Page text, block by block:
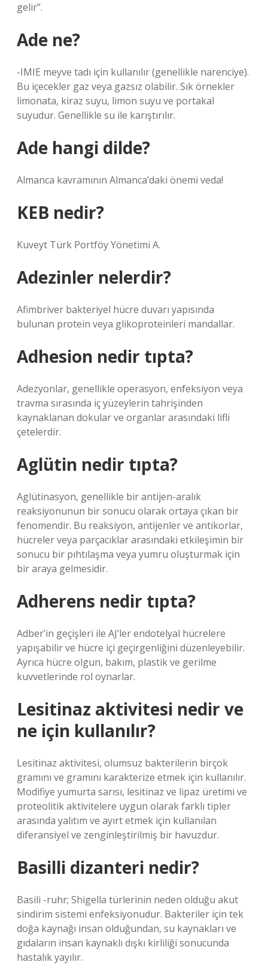
gelir”.
Ade ne?
-IMIE meyve tadı için kullanılır (genellikle narenciye).
Bu içecekler gaz veya gazsız olabilir. Sık örnekler
limonata, kiraz suyu, limon suyu ve portakal
suyudur. Genellikle su ile karıştırılır.
Ade hangi dilde?
Almanca kavramının Almanca’daki önemi veda!
KEB nedir?
Kuveyt Türk Portföy Yönetimi A.
Adezinler nelerdir?
Afimbriver bakteriyel hücre duvarı yapısında
bulunan protein veya glikoproteinleri mandallar.
Adhesion nedir tıpta?
Adezyonlar, genellikle operasyon, enfeksiyon veya
travma sırasında iç yüzeylerin tahrişinden
kaynaklanan dokular ve organlar arasındaki lifli
çetelerdir.
Aglütin nedir tıpta?
Aglütinasyon, genellikle bir antijen-aralık
reaksiyonunun bir sonucu olarak ortaya çıkan bir
fenomendir. Bu reaksiyon, antijenler ve antikorlar,
hücreler veya parçacıklar arasındaki etkileşimin bir
sonucu bir pıhtılaşma veya yumru oluşturmak için
bir araya gelmesidir.
Adherens nedir tıpta?
Adber’in geçişleri ile AJ’ler endotelyal hücrelere
yapışabilir ve hücre içi geçirgenliğini düzenleyebilir.
Ayrıca hücre olgun, bakım, plastik ve gerilme
kuvvetlerinde rol oynarlar.
Lesitinaz aktivitesi nedir ve
ne için kullanılır?
Lesitinaz aktivitesi, olumsuz bakterilerin birçok
gramını ve gramını karakterize etmek için kullanılır.
Modifiye yumurta sarısı, lesitinaz ve lipaz üretimi ve
proteolitik aktivitelere uygun olarak farklı tipler
arasında yalıtım ve ayırt etmek için kullanılan
diferansiyel ve zenginleştirilmiş bir havuzdur.
Basilli dizanteri nedir?
Basili -ruhr; Shigella türlerinin neden olduğu akut
sindirim sistemi enfeksiyonudur. Bakteriler için tek
doğa kaynağı insan olduğundan, su kaynakları ve
gıdaların insan kaynaklı dışkı kirliliği sonucunda
hastalık yayılır.